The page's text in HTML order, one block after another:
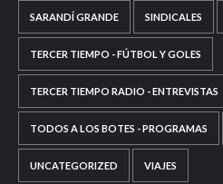
SARANDÍ GRANDE SINDICALES
TERCER TIEMPO - FÚTBOL Y GOLES
TERCER TIEMPO RADIO - ENTREVISTAS
TODOS A LOS BOTES - PROGRAMAS
UNCATEGORIZED VIAJES